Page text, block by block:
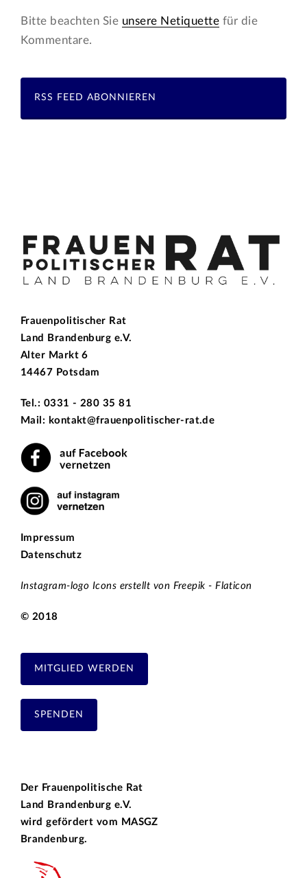
Bitte beachten Sie unsere Netiquette für die
Kommentare.
RSS FEED ABONNIEREN
Frauenpolitischer Rat
Land Brandenburg e.V.
Alter Markt 6
14467 Potsdam
Tel.: 0331 - 280 35 81
Mail: kontakt@frauenpolitischer-rat.de
Impressum
Datenschutz
Instagram-logo Icons erstellt von Freepik - Flaticon
© 2018
MITGLIED WERDEN
SPENDEN
Der Frauenpolitische Rat
Land Brandenburg e.V.
wird gefördert vom MASGZ
Brandenburg.